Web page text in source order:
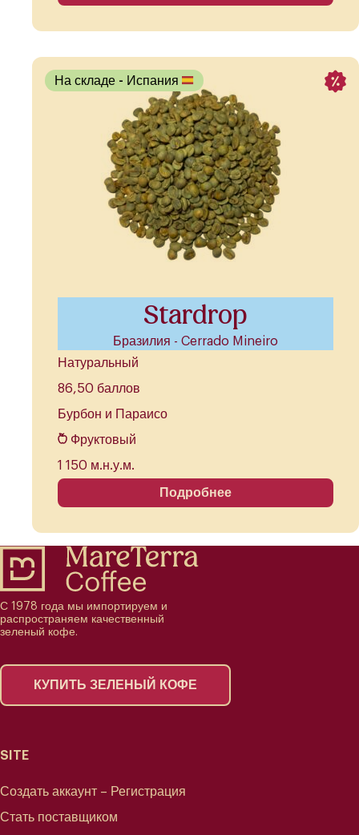
Stardrop
Бразилия - Cerrado Mineiro
На складе - Испания
Натуральный
86,50 баллов
Бурбон и Параисо
Фруктовый
1 150 м.н.у.м.
Подробнее
С 1978 года мы импортируем и
распространяем качественный
зеленый кофе.
КУПИТЬ ЗЕЛЕНЫЙ КОФЕ
SITE
Создать аккаунт – Регистрация
Стать поставщиком